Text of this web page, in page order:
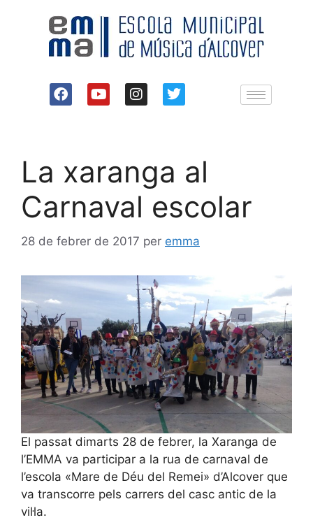
La xaranga al
Carnaval escolar
28 de febrer de 2017 per emma
El passat dimarts 28 de febrer, la Xaranga de
l’EMMA va participar a la rua de carnaval de
l’escola «Mare de Déu del Remei» d’Alcover que
va transcorre pels carrers del casc antic de la
vil·la.